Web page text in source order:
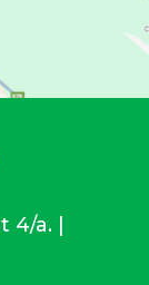
a. |